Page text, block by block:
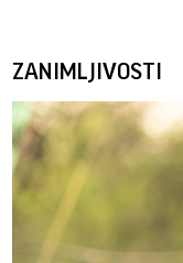
ZANIMLJIVOSTI